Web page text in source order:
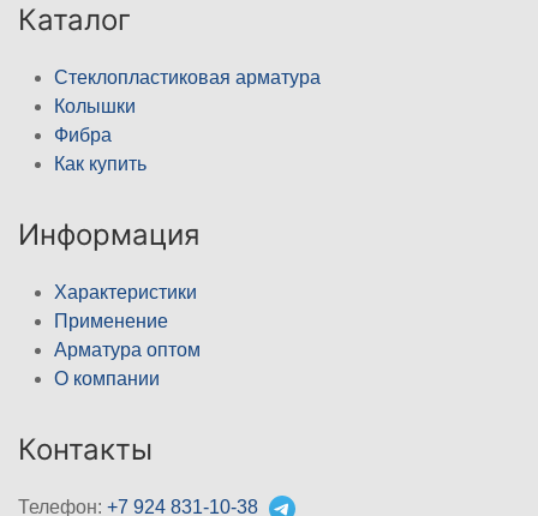
Каталог
Стеклопластиковая арматура
Колышки
Фибра
Как купить
Информация
Характеристики
Применение
Арматура оптом
О компании
Контакты
Телефон: +7 924 831-10-38